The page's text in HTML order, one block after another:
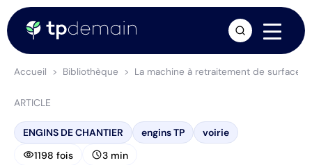
Accueil Bibliothèque La machine à retraitement de surface
ARTICLE
ENGINS DE CHANTIER engins TP voirie
visibility1198 fois schedule3 min
arrow_forward